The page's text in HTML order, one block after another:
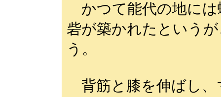
かつて能代の地には
砦が築かれたという
う。
背筋と膝を伸ばし、